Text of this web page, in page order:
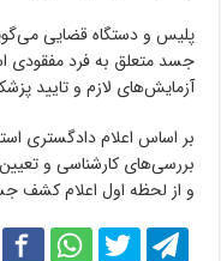
پلیس و دستگاه قضایی
جسد متعلق به فرد مفقودی
آزمایش‌های لازم و تایید
بر اساس اعلام دادگستری
بررسی‌های کارشناسی و
و از لحظه اول اعلام کشف